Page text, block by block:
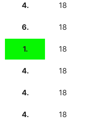
4. 18
6. 18
1. 18
4. 18
4. 18
4. 18